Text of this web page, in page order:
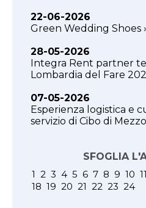
22-06-2026
Green Wedding Shoes
28-05-2026
Integra Rent partner
Lombardia del Fare
07-05-2026
Esperienza logistica e
servizio di Cibo di
SFOGLIA
1 2 3 4 5 6 7 8 9 10 11
18 19 20 21 22 23 24